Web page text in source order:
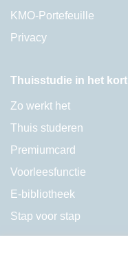
KMO-Portefeuille
Privacy
Thuisstudie in het kort
Zo werkt het
Thuis studeren
Premiumcard
Voorleesfunctie
E-bibliotheek
Stap voor stap